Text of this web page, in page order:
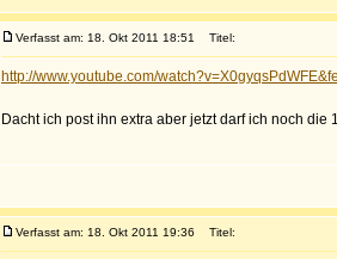
Verfasst am: 18. Okt 2011 18:51 Titel:
http://www.youtube.com/
Dacht ich post ihn extra aber jetzt darf ich noch die
Verfasst am: 18. Okt 2011 19:36 Titel: